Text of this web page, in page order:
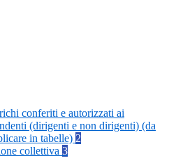
conferiti e autorizzati ai
(dirigenti e non dirigenti) (da
in tabelle) 2
collettiva 3